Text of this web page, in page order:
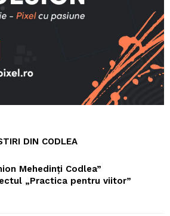
DIN CODLEA
Mehedinți Codlea”
„Practica pentru viitor”